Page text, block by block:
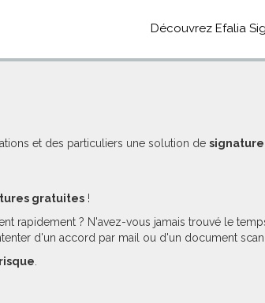
Découvrez Efalia
et des particuliers une solution de
gratuites !
rapidement ? N'avez-vous jamais trouvé le
d'un accord par mail ou d'un document